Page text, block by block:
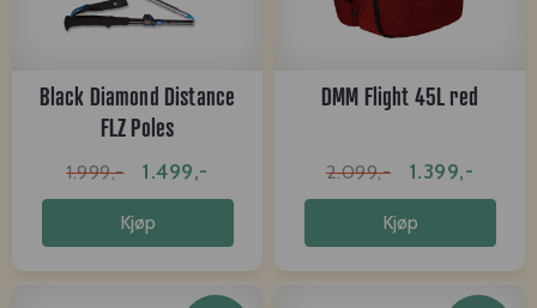
Black Diamond Distance
FLZ Poles
1.999,- 1.499,-
Kjøp
DMM Flight 45L red
2.099,- 1.399,-
Kjøp